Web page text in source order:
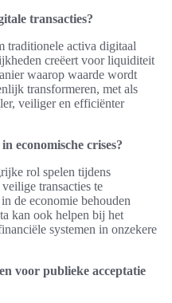
transacties?
traditionele activa digitaal
creëert voor liquiditeit
waarop waarde wordt
transformeren, met als
veiliger en efficiënter
economische crises?
rol spelen tijdens
transacties te
de economie behouden
kan ook helpen bij het
systemen in onzekere
voor publieke acceptatie